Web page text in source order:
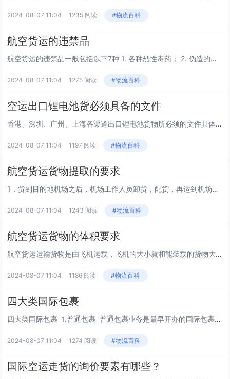
2024-08-07 11:04 1235 阅读 #物流百科
航空货运的违禁品
航空货运的违禁品一般包括以下7种 1. 各种烈性毒药； 2. 伪造的货币及伪造有价证券； 3. 各种武器、仿真武器、弹药和爆炸物品； 4. 带有危险性病菌、害虫及...
2024-08-07 11:04 1275 阅读 #物流百科
空运出口锂电池货必须具备的文件
香港、深圳、广州、上海各渠道出口锂电池货物所必须的文件具体如下： 1、香港渠道出锂电池货所必须的文件有: （1）MSDS（副本）； （2）UN38.3（副本）； （3）电池声明（正本--样本我司提供，贵司填写后盖章...
2024-08-07 11:04 1197 阅读 #物流百科
航空货运货物提取的要求
1．货到目的地机场之后，机场工作人员卸货，配货，再运到机场仓库大概需要2-3个小时不等，所以一般航班到达目的地之后，都不能立即到机场提到货，必须晚2-3个小时才能提货。 2 、收货人提取货物时需要提供空运单上的收货人及被委...
2024-08-07 11:04 1243 阅读 #物流百科
航空货运货物的体积要求
航空货运运输货物是由飞机运载，飞机的大小就和能装载的货物大小有着直接的关系，比如，货机能装载的货物一般都比客机的大，客机由于货舱比较小，所以装载的货物的尺寸大小就受到很大限制了。 走货物品的体积、重量要求： 1．最小体积：长＋...
2024-08-07 11:04 1186 阅读 #物流百科
四大类国际包裹
四大类国际包裹 1.普通包裹 普通包裹业务是最早开办的国际包裹业务,是参加邮政包裹协定的会员国邮政都必须办理的基本业务。除禁限寄物品和超过规定限量寄递的物品外,都可按包裹寄递。包裹内不准夹寄信函,但可以...
2024-08-07 11:04 1274 阅读 #物流百科
国际空运走货的询价要素有哪些？